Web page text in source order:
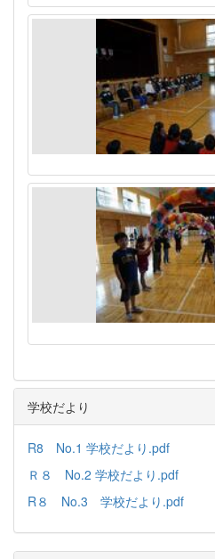
学校だより
R8 No.1 学校だより.pdf
Ｒ８ No.2 学校だより.pdf
R８ No.3 学校だより.pdf